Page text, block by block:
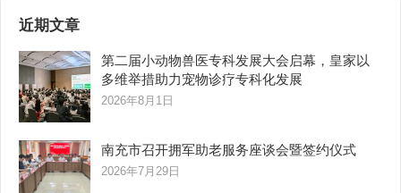
近期文章
第二届小动物兽医专科发展大会启幕，皇家以
多维举措助力宠物诊疗专科化发展
2026年8月1日
南充市召开拥军助老服务座谈会暨签约仪式
2026年7月29日